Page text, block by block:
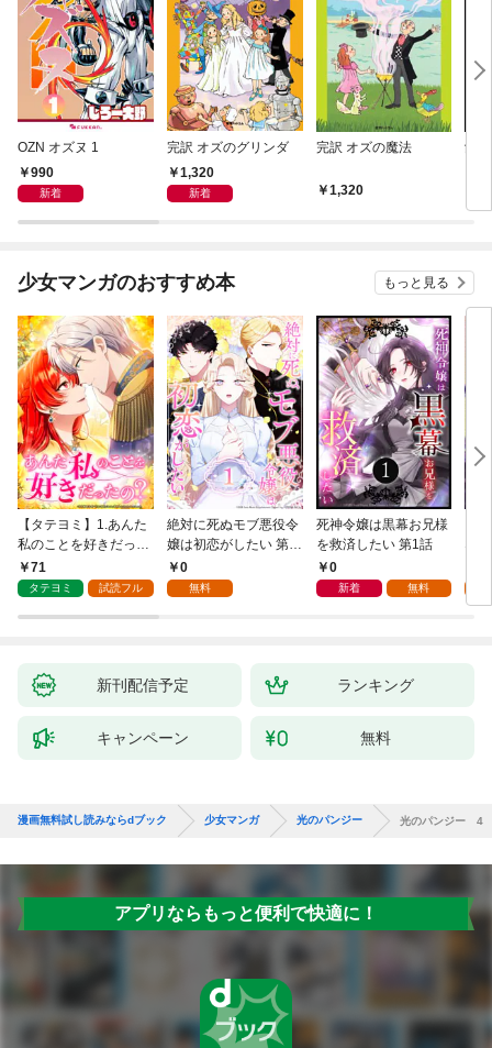
OZN オズヌ 1
990
新着
完訳 オズのグリンダ
1,320
新着
完訳 オズの魔法
1,320
餓
少女マンガのおすすめ本 もっと見る
【タテヨミ】1.あんた
私のことを好きだった
の？
71
タテヨミ 試読フル
絶対に死ぬモブ悪役令
嬢は初恋がしたい 第1
話0
無料
死神令嬢は黒幕お兄様
を救済したい 第1話
0
新着 無料
な
新刊配信予定 ランキング
キャンペーン 無料
漫画無料試し読みならdブック 少女マンガ 光のパンジー 光のパンジー 4
アプリならもっと便利で快適に！